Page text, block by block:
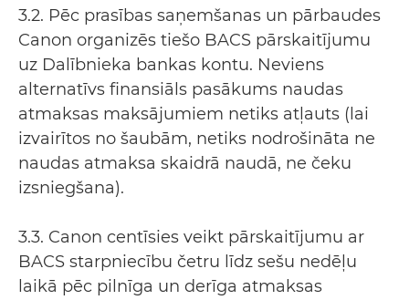
3.2. Pēc prasības saņemšanas un pārbaudes
Canon organizēs tiešo BACS pārskaitījumu
uz Dalībnieka bankas kontu. Neviens
alternatīvs finansiāls pasākums naudas
atmaksas maksājumiem netiks atļauts (lai
izvairītos no šaubām, netiks nodrošināta ne
naudas atmaksa skaidrā naudā, ne čeku
izsniegšana).
3.3. Canon centīsies veikt pārskaitījumu ar
BACS starpniecību četru līdz sešu nedēļu
laikā pēc pilnīga un derīga atmaksas